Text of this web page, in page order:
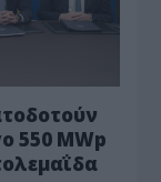
550 ΜWp